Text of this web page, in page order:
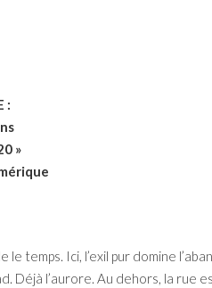
:
»
le temps. Ici, l’exil pur domine
Déjà l’aurore. Au dehors, la rue